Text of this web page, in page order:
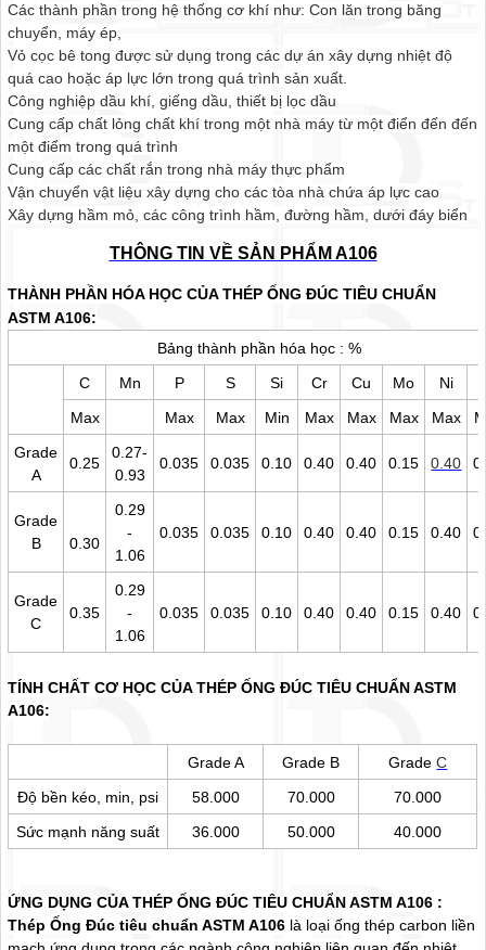
Các thành phần trong hệ thống cơ khí như: Con lăn trong băng
chuyển, máy ép,
Vỏ cọc bê tong được sử dụng trong các dự án xây dựng nhiệt độ
quá cao hoặc áp lực lớn trong quá trình sản xuất.
Công nghiệp dầu khí, giếng dầu, thiết bị lọc dầu
Cung cấp chất lỏng chất khí trong một nhà máy từ một điển đến đến
một điểm trong quá trình
Cung cấp các chất rắn trong nhà máy thực phẩm
Vận chuyển vật liệu xây dựng cho các tòa nhà chứa áp lực cao
Xây dựng hầm mỏ, các công trình hầm, đường hầm, dưới đáy biển
THÔNG TIN VỀ SẢN PHẨM A106
THÀNH PHẦN HÓA HỌC CỦA THÉP ỐNG ĐÚC TIÊU CHUẨN
ASTM A106:
Bảng thành phần hóa học : %
C
Mn P S Si Cr Cu Mo Ni
Max
Max Max Min Max Max Max Max
Grade
A
0.25
0.27-
0.93
0.035 0.035 0.10 0.40 0.40 0.15 0.40
Grade
B
0.30
0.29
-
1.06
0.035 0.035 0.10 0.40 0.40 0.15 0.40
Grade
C
0.35
0.29
-
1.06
0.035 0.035 0.10 0.40 0.40 0.15 0.40
TÍNH CHẤT CƠ HỌC CỦA THÉP ỐNG ĐÚC TIÊU CHUẨN ASTM
A106:
Grade A Grade B GradeC
Độ bền kéo, min, psi
58.000 70.000
70.000
Sức mạnh năng suất
36.000 50.000 40.000
ỨNG DỤNG CỦA THÉP ỐNG ĐÚC TIÊU CHUẨN ASTM A106 :
Thép Ống Đúc tiêu chuẩn ASTM A106 là loại ống thép carbon liền